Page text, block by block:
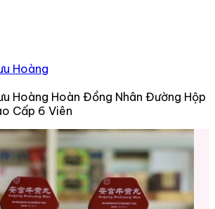
Hoàng
Hoàng Hoàn Đồng Nhân Đường Hộp
Cấp 6 Viên